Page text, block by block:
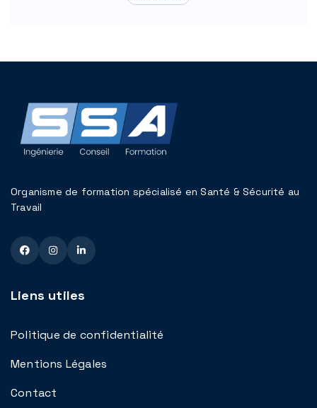
Organisme de formation spécialisé en Santé & Sécurité au
Travail
Liens utiles
Politique de confidentialité
Mentions Légales
Contact